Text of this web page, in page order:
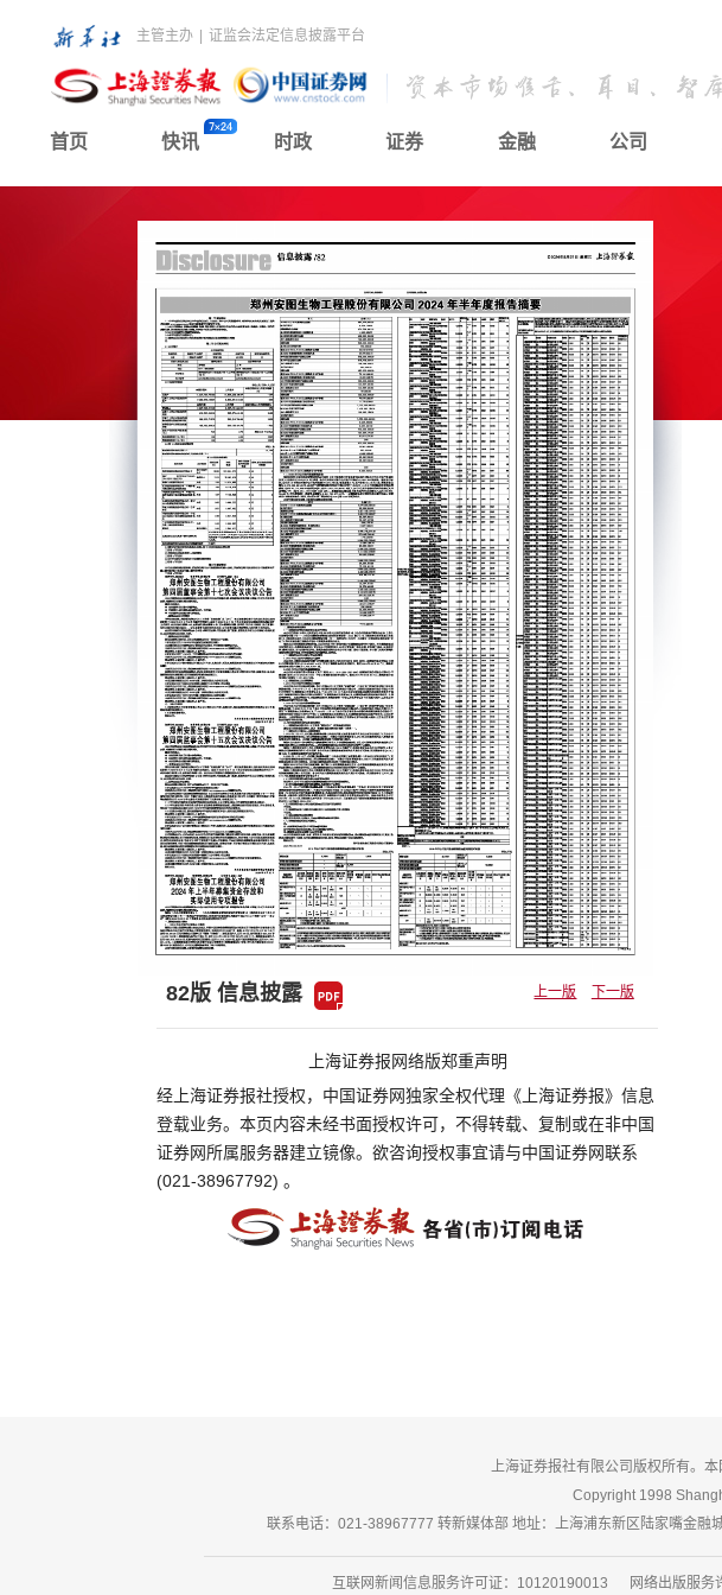
主管主办 证监会法定信息披露平台
首页 快讯 时政 证券 金融 公司
82版 信息披露 上一版 下一版
上海证券报网络版郑重声明
经上海证券报社授权，中国证券网独家全权代理《上海证券报》信息
登载业务。本页内容未经书面授权许可，不得转载、复制或在非中国
证券网所属服务器建立镜像。欲咨询授权事宜请与中国证券网联系
(021-38967792) 。
上海证券报社有限公司版权所有。
Copyright 1998
联系电话：021-38967777 转新媒体部 地址：上海浦东新区陆家嘴金
互联网新闻信息服务许可证：10120190013 网络出版服